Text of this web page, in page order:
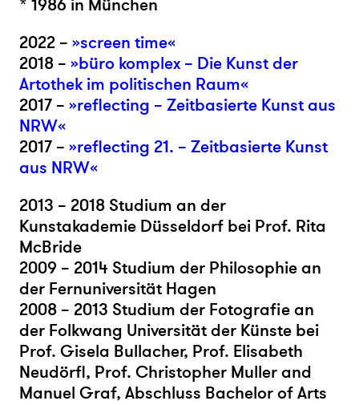
* 1986 in München
2022 – »screen time«
2018 – »büro komplex – Die Kunst der
Artothek im politischen Raum«
2017 – »reflecting – Zeitbasierte Kunst aus
NRW«
2017 – »reflecting 21. – Zeitbasierte Kunst
aus NRW«
2013 – 2018 Studium an der
Kunstakademie Düsseldorf bei Prof. Rita
McBride
2009 – 2014 Studium der Philosophie an
der Fernuniversität Hagen
2008 – 2013 Studium der Fotografie an
der Folkwang Universität der Künste bei
Prof. Gisela Bullacher, Prof. Elisabeth
Neudörfl, Prof. Christopher Muller and
Manuel Graf, Abschluss Bachelor of Arts